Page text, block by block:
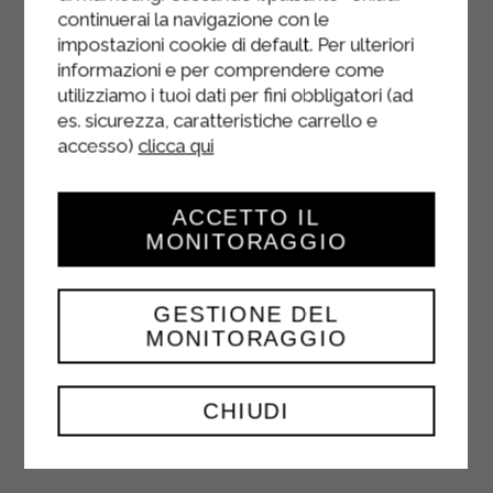
TARTELLETTA
CROCCANTE AL
MASCARPONE E
PERA
CARAMELLATA
DESSERT
Imburrare leggermente le formine da
lattosio. Miscelare nel mixer la farina
continuerai la navigazione con le
impostazioni cookie di default. Per ulteriori
informazioni e per comprendere come
utilizziamo i tuoi dati per fini obbligatori (ad
es. sicurezza, caratteristiche carrello e
accesso) clicca qui
CHIUDI
GESTIONE DEL
MONITORAGGIO
ACCETTO IL
MONITORAGGIO